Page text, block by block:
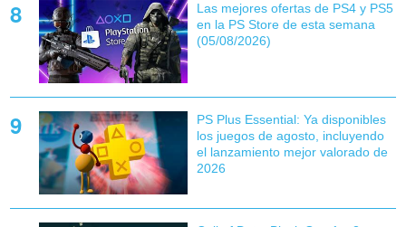
Las mejores ofertas de PS4 y PS5
en la PS Store de esta semana
(05/08/2026)
PS Plus Essential: Ya disponibles
los juegos de agosto, incluyendo
el lanzamiento mejor valorado de
2026